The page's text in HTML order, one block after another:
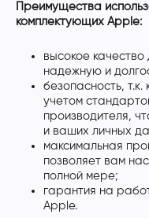
Преимущества
комплектующих Apple:
высокое
надежную и
безопасность,
учетом
производителя,
и ваших личных
максимальная
позволяет вам
полной мере;
гарантия на
Apple.